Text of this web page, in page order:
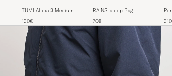
TUMI Alpha 3 Medium
130€
RAINSLaptop Bag
70€